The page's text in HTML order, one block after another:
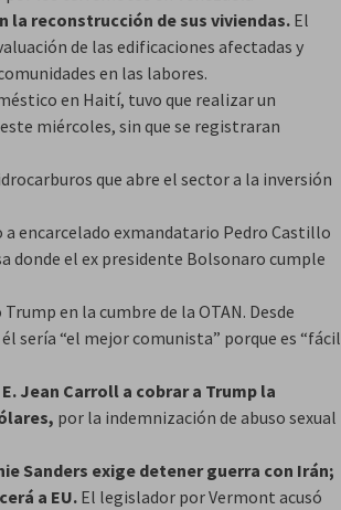
la reconstrucción de sus viviendas. El
de las edificaciones afectadas y
en las labores.
en Haití, tuvo que realizar un
miércoles, sin que se registraran
que abre el sector a la inversión
encarcelado exmandatario Pedro Castillo
donde el ex presidente Bolsonaro cumple
en la cumbre de la OTAN. Desde
sería “el mejor comunista” porque es “fácil
Jean Carroll a cobrar a Trump la
por la indemnización de abuso sexual
Sanders exige detener guerra con Irán;
a EU. El legislador por Vermont acusó